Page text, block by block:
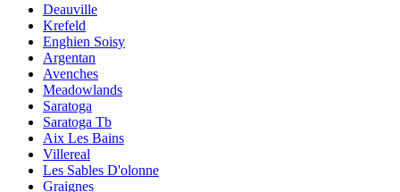
Deauville
Krefeld
Enghien Soisy
Argentan
Avenches
Meadowlands
Saratoga
Saratoga Tb
Aix Les Bains
Villereal
Les Sables D'olonne
Graignes